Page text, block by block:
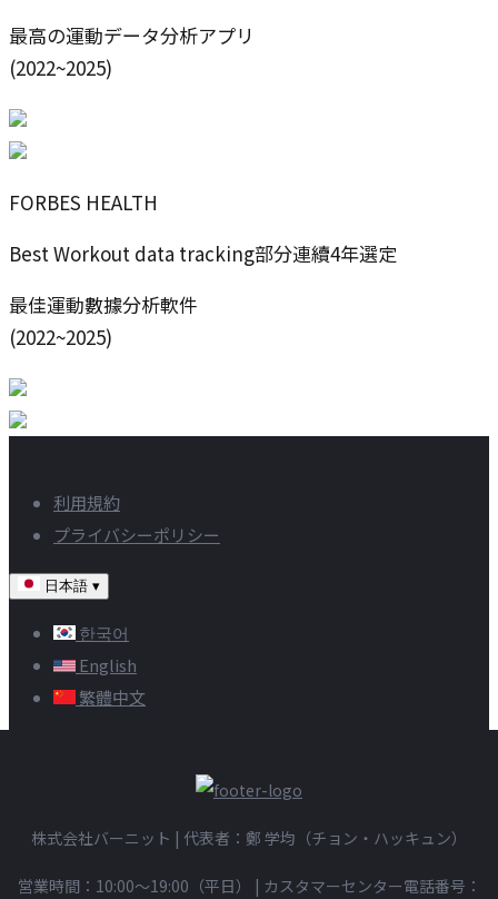
最高の運動データ分析アプリ
(2022~2025)
FORBES HEALTH
Best Workout data tracking部分連續4年選定
最佳運動數據分析軟件
(2022~2025)
利用規約
プライバシーポリシー
日本語 ▾
한국어
English
繁體中文
株式会社バーニット | 代表者：鄭 学均（チョン・ハッキュン）
営業時間：10:00〜19:00（平日） | カスタマーセンター電話番号：